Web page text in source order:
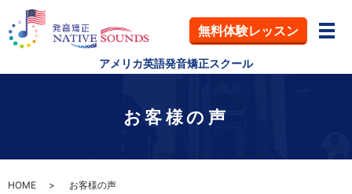
アメリカ英語発音矯正スクール
メ
無料体験レッスン
お客様の声
HOME お客様の声